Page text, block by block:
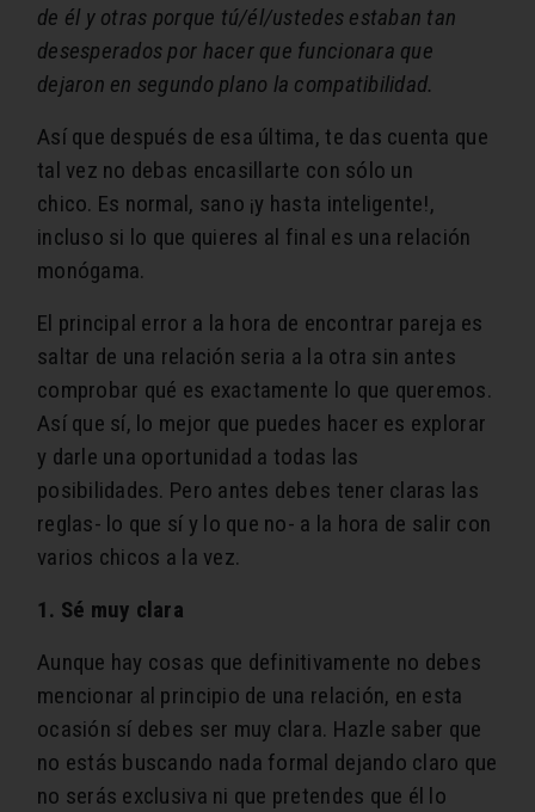
de él y otras porque tú/él/ustedes estaban tan
desesperados por hacer que funcionara que
dejaron en segundo plano la compatibilidad.
Así que después de esa última, te das cuenta que
tal vez no debas encasillarte con sólo un
chico. Es normal, sano ¡y hasta inteligente!,
incluso si lo que quieres al final es una relación
monógama.
El principal error a la hora de encontrar pareja es
saltar de una relación seria a la otra sin antes
comprobar qué es exactamente lo que queremos.
Así que sí, lo mejor que puedes hacer es explorar
y darle una oportunidad a todas las
posibilidades. Pero antes debes tener claras las
reglas- lo que sí y lo que no- a la hora de salir con
varios chicos a la vez.
1. Sé muy clara
Aunque hay cosas que definitivamente no debes
mencionar al principio de una relación, en esta
ocasión sí debes ser muy clara. Hazle saber que
no estás buscando nada formal dejando claro que
no serás exclusiva ni que pretendes que él lo